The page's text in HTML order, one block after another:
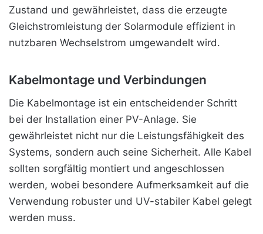
Zustand und gewährleistet, dass die erzeugte
Gleichstromleistung der Solarmodule effizient in
nutzbaren Wechselstrom umgewandelt wird.
Kabelmontage und Verbindungen
Die Kabelmontage ist ein entscheidender Schritt
bei der Installation einer PV-Anlage. Sie
gewährleistet nicht nur die Leistungsfähigkeit des
Systems, sondern auch seine Sicherheit. Alle Kabel
sollten sorgfältig montiert und angeschlossen
werden, wobei besondere Aufmerksamkeit auf die
Verwendung robuster und UV-stabiler Kabel gelegt
werden muss.